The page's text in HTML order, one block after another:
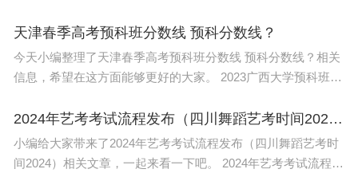
积累之成语篇
天津春季高考预科班分数线 预科分数线？
今天小编整理了天津春季高考预科班分数线 预科分数线？相关
信息，希望在这方面能够更好的大家。 2023广西大学预科班分
学前的预备
2024年艺考考试流程发布（四川舞蹈艺考时间2024）
小编给大家带来了2024年艺考考试流程发布（四川舞蹈艺考时
间2024）相关文章，一起来看一下吧。 2024年艺考考试流程发